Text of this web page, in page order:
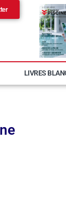
LIVRES